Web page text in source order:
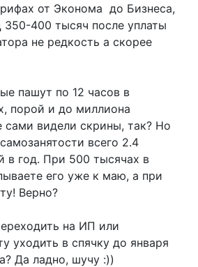
от Эконома до Бизнеса,
400 тысяч после уплаты
не редкость а скорее
пашут по 12 часов в
порой и до миллиона
видели скрины, так? Но
всего 2.4
в год. При 500 тысячах в
его уже к маю, а при
Верно?
на ИП или
уходить в спячку до января
Да ладно, шучу :))